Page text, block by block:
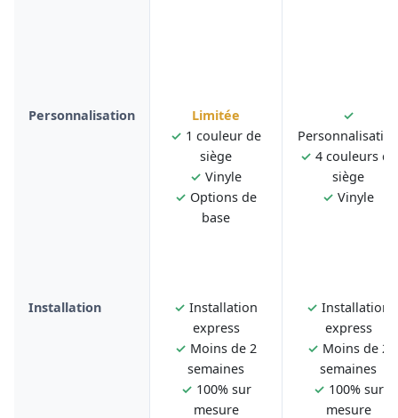
Personnalisation
Limitée
✓ 1 couleur de
siège
✓ Vinyle
✓ Options de
base
✓
✓ 4 couleurs de
siège
✓ Vinyle
Installation ✓ Installation
express
✓ Moins de 2
semaines
✓ 100% sur
mesure
✓ Installation
express
✓ Moins de 2
semaines
✓ 100% sur
mesure